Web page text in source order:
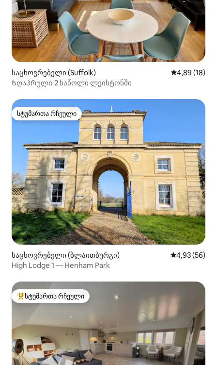
საცხოვრებელი (Suffolk) საშუალო
4,89 (18)
Ზღაპრული 2 საწოლი ლეისტონში
სტუმართა რჩეული
სტუმართა რჩეული
საცხოვრებელი (ბლაითბურგი) საშუალო
4,93 (56)
High Lodge 1 — Henham Park
სტუმართა რჩეული მოწინავე ვარიანტი
სტუმართა რჩეული